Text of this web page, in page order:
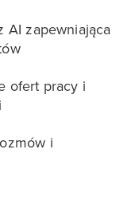
AI zapewniająca
ofert pracy i
i